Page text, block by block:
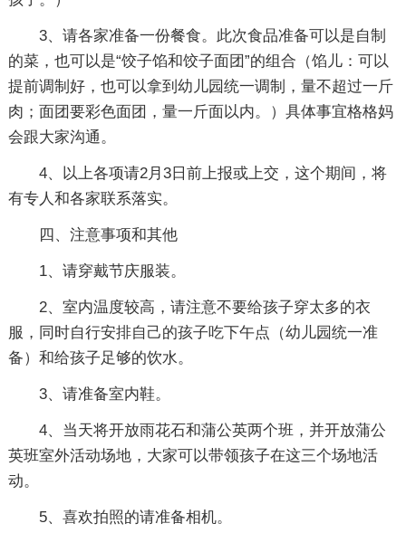
3、请各家准备一份餐食。此次食品准备可以是自制
的菜，也可以是“饺子馅和饺子面团”的组合（馅儿：可以
提前调制好，也可以拿到幼儿园统一调制，量不超过一斤
肉；面团要彩色面团，量一斤面以内。）具体事宜格格妈
会跟大家沟通。
4、以上各项请2月3日前上报或上交，这个期间，将
有专人和各家联系落实。
四、注意事项和其他
1、请穿戴节庆服装。
2、室内温度较高，请注意不要给孩子穿太多的衣
服，同时自行安排自己的孩子吃下午点（幼儿园统一准
备）和给孩子足够的饮水。
3、请准备室内鞋。
4、当天将开放雨花石和蒲公英两个班，并开放蒲公
英班室外活动场地，大家可以带领孩子在这三个场地活
动。
5、喜欢拍照的请准备相机。